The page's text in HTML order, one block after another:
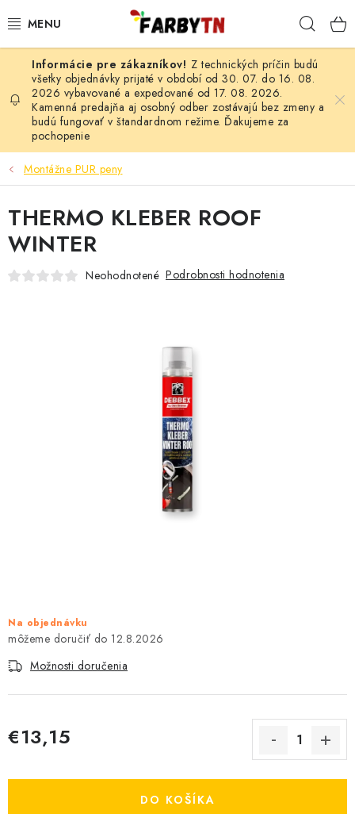
na
FARBY A LAKY
STAVEBNÁ CHÉMIA
MALIARSKE POTREBY
NÁRADIE
AUTO-MOTO
Formulár na odstúpenie od zmluvy
Formulár na reklamáciu tovaru
Z technických príčin budú
všetky objednávky prijaté v období od 30. 07. do 16. 08.
2026 vybavované a expedované od 17. 08. 2026.
Kamenná predajňa aj osobný odber zostávajú bez zmeny a
budú fungovať v štandardnom režime. Ďakujeme za
pochopenie
Montážne PUR peny
Na objednávku
12.8.2026
Možnosti doručenia
€13,15
DO KOŠÍKA
THERMO KLEBER ROOF
WINTER
Neohodnotené Podrobnosti hodnotenia